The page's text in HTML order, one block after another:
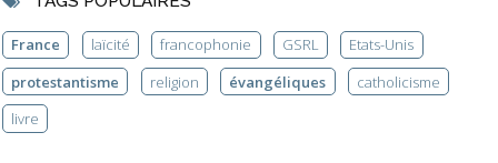
France laïcité francophonie GSRL
Etats-Unis
protestantisme
religion évangéliques
catholicisme
livre